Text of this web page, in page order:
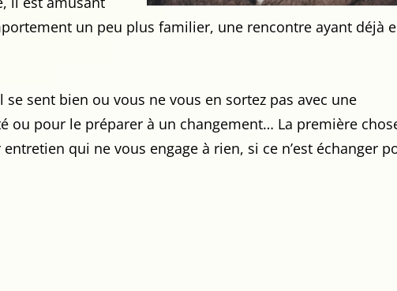
un peu plus familier, une rencontre ayant déjà
sent bien ou vous ne vous en sortez pas avec une
ou pour le préparer à un changement… La première
qui ne vous engage à rien, si ce n’est échanger